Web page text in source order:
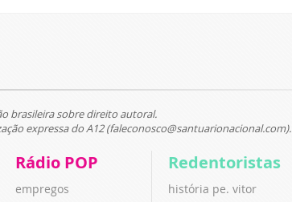
brasileira sobre direito autoral.
expressa do A12 (faleconosco@santuarionacional.com).
Rádio POP
empregos
Redentoristas
história pe. vitor